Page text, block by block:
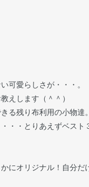
可愛らしさが・・・。
えします（＾＾）
る残り布利用の小物達。
・・とりあえずベスト
にオリジナル！自分だ